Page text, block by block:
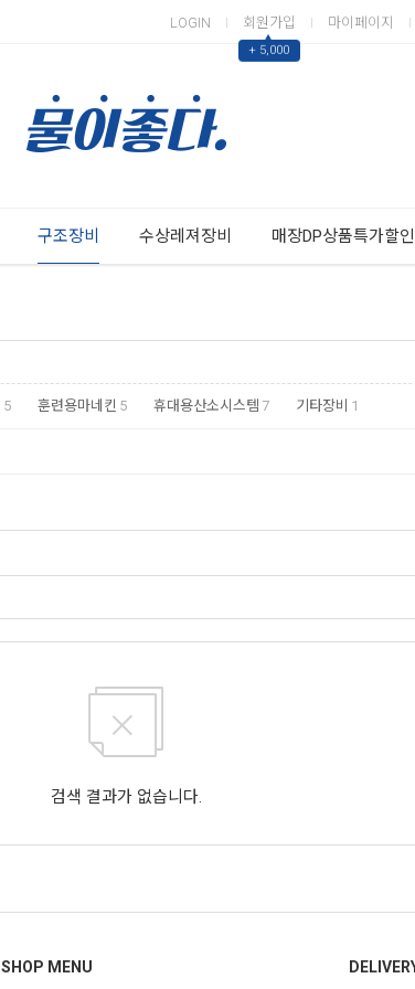
LOGIN 회원가입
▲
+ 5,000
마이페이지
구조장비 수상레져장비 매장DP상품특가할인
5 훈련용마네킨 5 휴대용산소시스템 7 기타장비 1
검색 결과가 없습니다.
SHOP MENU